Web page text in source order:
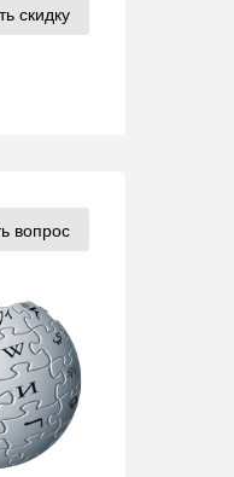
скидку
вопрос